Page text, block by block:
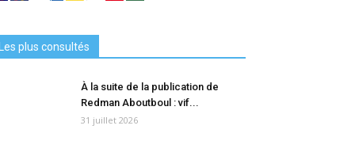
Les plus consultés
À la suite de la publication de
Redman Aboutboul : vif...
31 juillet 2026